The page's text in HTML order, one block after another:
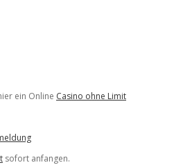
ein Online Casino ohne Limit
sofort anfangen.